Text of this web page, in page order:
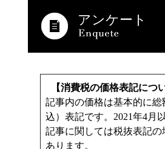
アンケート
【消費税の価格表記につ
記事内の価格は基本的に総
込）表記です。2021年4月
記事に関しては税抜表記の
あります。